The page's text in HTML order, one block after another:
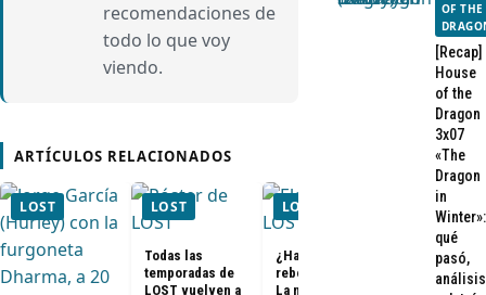
recomendaciones de
todo lo que voy
viendo.
ARTÍCULOS RELACIONADOS
LOST LOST
Todas las
temporadas de
LOST vuelven a
LOST
¿Habrá un
reboot de Lost?
La nueva
LOST
FOTOS +
OF THE
[Recap]
House
of the
Dragon
3x07
«The
Dragon
in
Winter»:
qué
pasó,
análisis